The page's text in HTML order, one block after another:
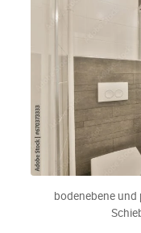
bodenebene und